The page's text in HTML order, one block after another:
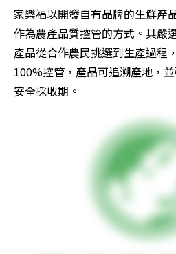
家樂福以開發自有品牌的生鮮產
作為農產品質控管的方式。其嚴
產品從合作農民挑選到生產過程
100%控管，產品可追溯產地，
安全採收期。